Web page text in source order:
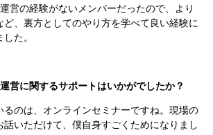
営の経験がないメンバーだったので、より
ど、裏方としてのやり方を学べて良い経験に
た。
に関するサポートはいかがでしたか？
るのは、オンラインセミナーですね。現場の
話いただけて、僕自身すごくためになりまし